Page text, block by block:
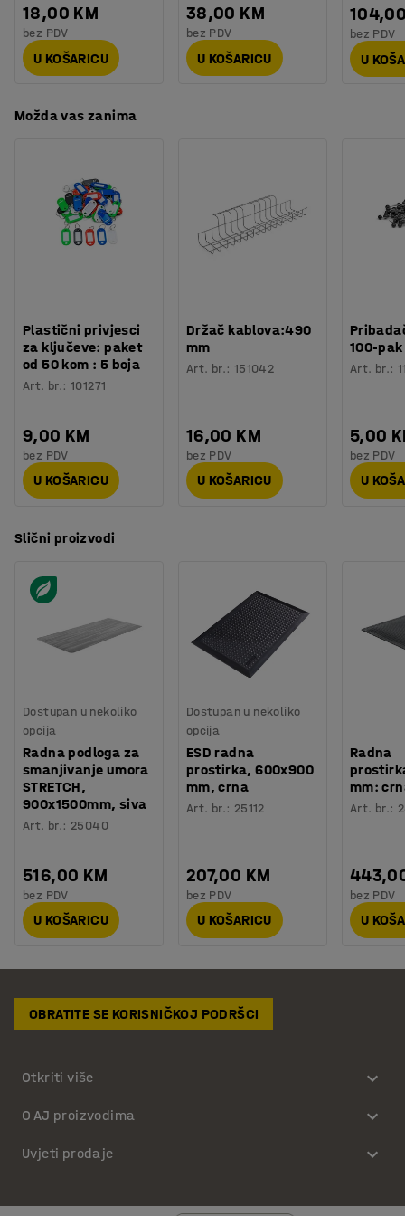
18,00 KM
bez PDV
U KOŠARICU
38,00 KM
bez PDV
U KOŠARICU
bez PDV
U
Možda vas zanima
Plastični privjesci
za ključeve: paket
od 50 kom : 5 boja
Art. br.:101271
9,00 KM
bez PDV
U KOŠARICU
Držač kablova:490
mm
Art. br.: 151042
16,00 KM
bez PDV
U KOŠARICU
100-pak
Art. br.:
5,00
bez PDV
U
Slični proizvodi
Dostupan u nekoliko
opcija
Radna podloga za
smanjivanje umora
STRETCH,
900x1500mm, siva
Art. br.: 25040
516,00 KM
bez PDV
U KOŠARICU
Dostupan u nekoliko
opcija
ESD radna
prostirka, 600x900
mm, crna
Art. br.: 25112
207,00 KM
bez PDV
U KOŠARICU
Radna
mm:
Art. br.:
bez PDV
U
OBRATITE SE KORISNIČKOJ PODRŠCI
Otkriti više
O AJ proizvodima
Uvjeti prodaje